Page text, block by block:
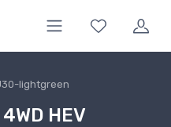
lightgreen
HEV